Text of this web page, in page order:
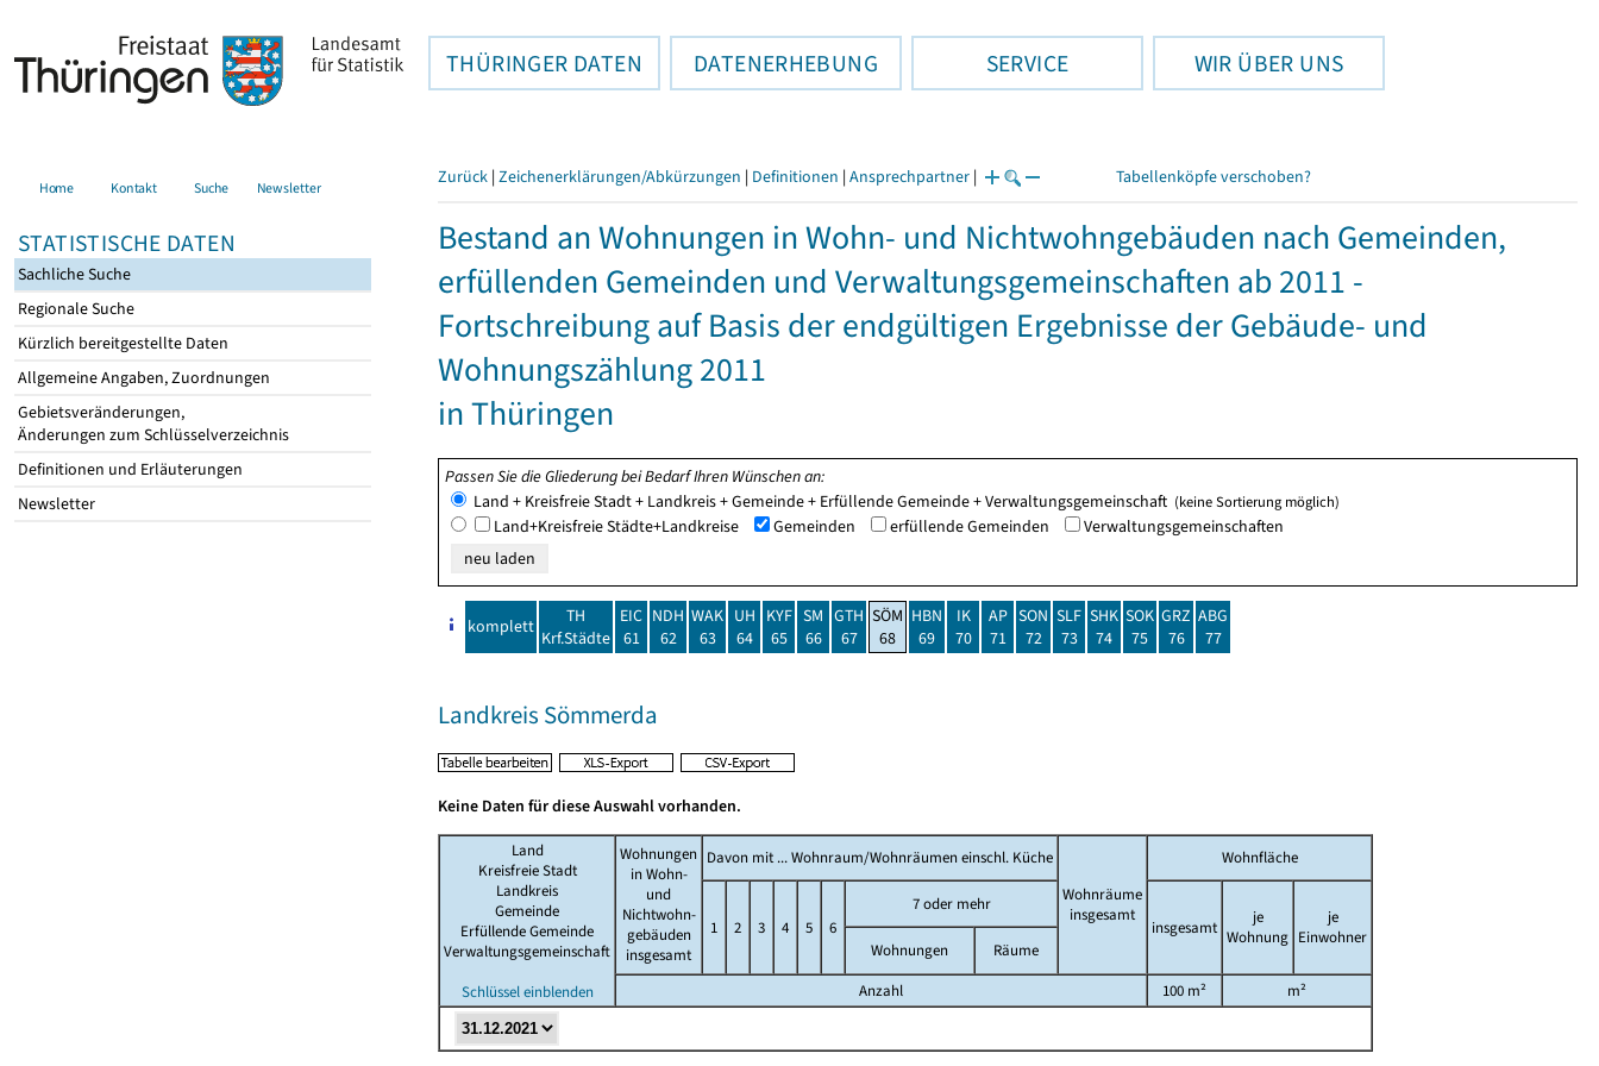
THÜRINGER DATEN DATENERHEBUNG SERVICE WIR ÜBER UNS
Home Kontakt Suche Newsletter
STATISTISCHE DATEN
Sachliche Suche
Regionale Suche
Kürzlich bereitgestellte Daten
Allgemeine Angaben, Zuordnungen
Gebietsveränderungen,
Änderungen zum Schlüsselverzeichnis
Definitionen und Erläuterungen
Newsletter
Zurück | Zeichenerklärungen/Abkürzungen | Definitionen | Ansprechpartner | Tabellenköpfe verschoben?
Bestand an Wohnungen in Wohn- und Nichtwohngebäuden nach Gemeinden,
erfüllenden Gemeinden und Verwaltungsgemeinschaften ab 2011 -
Fortschreibung auf Basis der endgültigen Ergebnisse der Gebäude- und
Wohnungszählung 2011
in Thüringen
Passen Sie die Gliederung bei Bedarf Ihren Wünschen an:
Land + Kreisfreie Stadt + Landkreis + Gemeinde + Erfüllende Gemeinde + Verwaltungsgemeinschaft (keine Sortierung möglich)
Land+Kreisfreie Städte+Landkreise Gemeinden erfüllende Gemeinden Verwaltungsgemeinschaften
komplett
TH
Krf.Städte
EIC
61
NDH
62
WAK
63
UH
64
KYF
65
SM
66
GTH
67
SÖM
68
HBN
69
IK
70
AP
71
SON
72
SLF
73
SHK
74
SOK
75
GRZ
76
ABG
77
Landkreis Sömmerda
Keine Daten für diese Auswahl vorhanden.
Land
Kreisfreie Stadt
Landkreis
Gemeinde
Erfüllende Gemeinde
Verwaltungsgemeinschaft
Schlüssel einblenden
Wohnungen
in Wohn-
und
Nichtwohn-
gebäuden
insgesamt
Davon mit ... Wohnraum/Wohnräumen einschl. Küche
Wohnräume
insgesamt
Wohnfläche
1 2 3 4 5 6
7 oder mehr
insgesamt
je
Wohnung
je
Einwohner
Wohnungen
Räume
Anzahl
100 m² m²